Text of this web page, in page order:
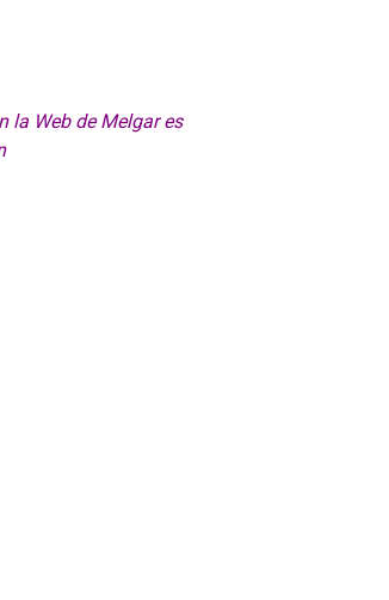
Web de Melgar es